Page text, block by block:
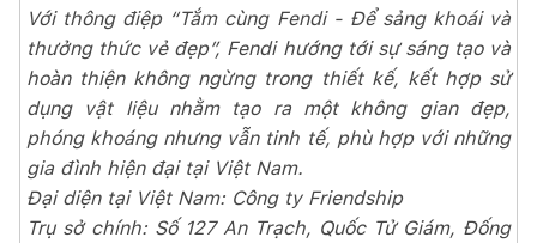
Với thông điệp “Tắm cùng Fendi - Để sảng khoái và
thưởng thức vẻ đẹp”, Fendi hướng tới sự sáng tạo và
hoàn thiện không ngừng trong thiết kế, kết hợp sử
dụng vật liệu nhằm tạo ra một không gian đẹp,
phóng khoáng nhưng vẫn tinh tế, phù hợp với những
gia đình hiện đại tại Việt Nam.
Đại diện tại Việt Nam: Công ty Friendship
Trụ sở chính: Số 127 An Trạch, Quốc Tử Giám, Đống